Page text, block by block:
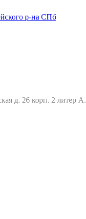
д. 26 корп. 2 литер А.